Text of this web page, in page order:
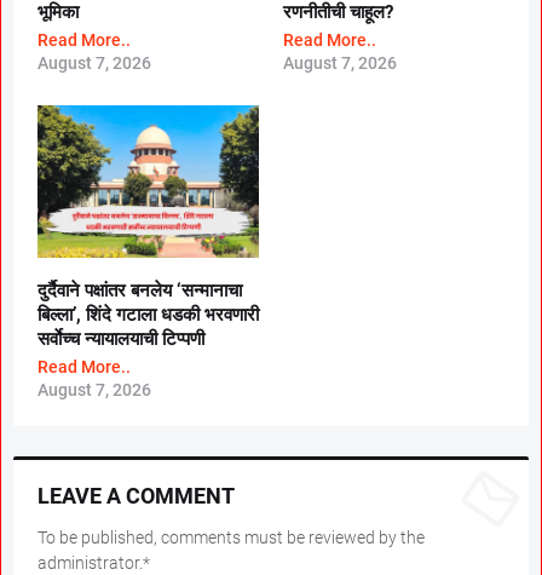
भूमिका
Read More..
August 7, 2026
रणनीतीची चाहूल?
Read More..
August 7, 2026
दुर्दैवाने पक्षांतर बनलेय ‘सन्मानाचा
बिल्ला’, शिंदे गटाला धडकी भरवणारी
सर्वाेच्च न्यायालयाची टिप्पणी
Read More..
August 7, 2026
LEAVE A COMMENT
To be published, comments must be reviewed by the
administrator.*